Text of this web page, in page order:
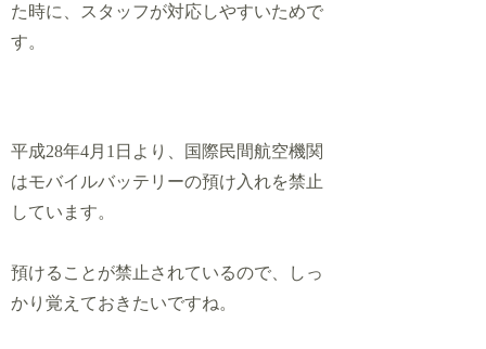
た時に、スタッフが対応しやすいためで
す。
平成28年4月1日より、国際民間航空機関
はモバイルバッテリーの預け入れを禁止
しています。
預けることが禁止されているので、しっ
かり覚えておきたいですね。